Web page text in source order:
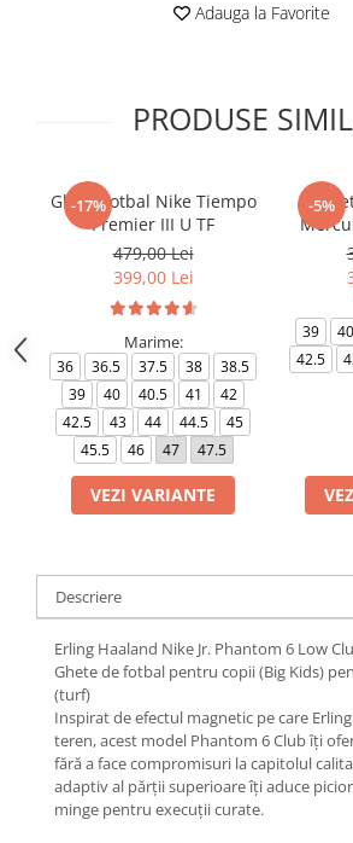
Adauga la Favorite
PRODUSE
-17%
Ghete fotbal Nike Tiempo
Premier III U TF
479,00 Lei
399,00 Lei
Marime:
36 36.5 37.5 38
38.5
39
40 40.5 41
42
42.5
43 44 44.5
45
45.5
46 47 47.5
VEZI VARIANTE
-5%
39 40
42.5
Descriere
Erling Haaland Nike Jr. Phantom 6 Low
Ghete de fotbal pentru copii (Big Kids)
(turf)
Inspirat de efectul magnetic pe care
teren, acest model Phantom 6 Club îți
fără a face compromisuri la capitolul
adaptiv al părții superioare îți aduce
minge pentru execuții curate.